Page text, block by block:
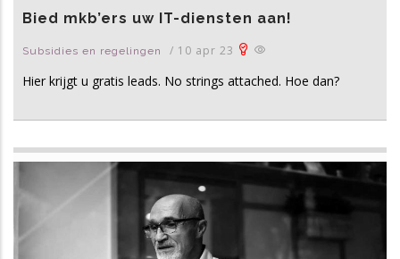
Bied mkb’ers uw IT-diensten aan!
Subsidies en regelingen / 10 apr 23
Hier krijgt u gratis leads. No strings attached. Hoe dan?